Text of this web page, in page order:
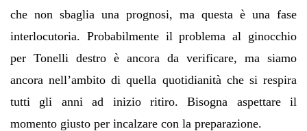
che non sbaglia una prognosi, ma questa è una fase
interlocutoria. Probabilmente il problema al ginocchio
per Tonelli destro è ancora da verificare, ma siamo
ancora nell’ambito di quella quotidianità che si respira
tutti gli anni ad inizio ritiro. Bisogna aspettare il
momento giusto per incalzare con la preparazione.